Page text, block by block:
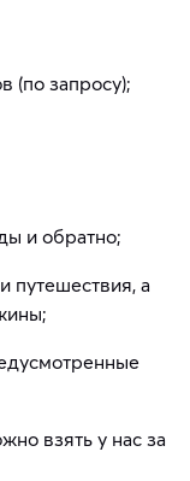
(по запросу);
и обратно;
путешествия, а
взять у нас за